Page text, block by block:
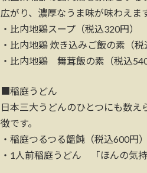
広がり、濃厚なうま味が味わえます
・比内地鶏スープ（税込320円）
・比内地鶏 炊き込みご飯の素（税
・比内地鶏 舞茸飯の素（税込
■稲庭うどん
日本三大うどんのひとつにも数
徴です。
・稲庭つるつる饂飩（税込600円）
・1人前稲庭うどん 「ほんの気